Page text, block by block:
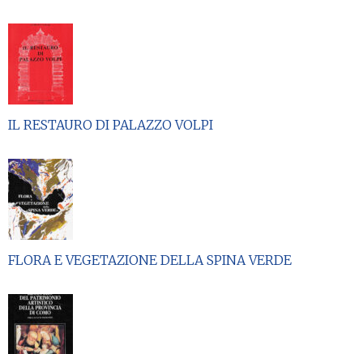
IL RESTAURO DI PALAZZO VOLPI
FLORA E VEGETAZIONE DELLA SPINA VERDE